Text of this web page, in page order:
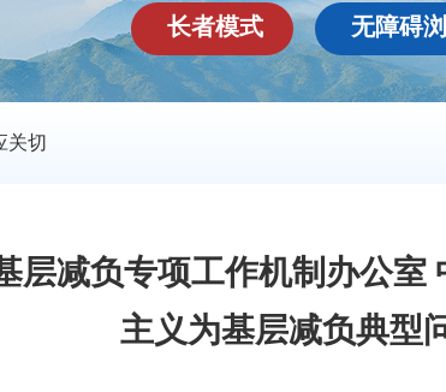
长者模式 无障碍
关切
层减负专项工作机制办公室
主义为基层减负典型